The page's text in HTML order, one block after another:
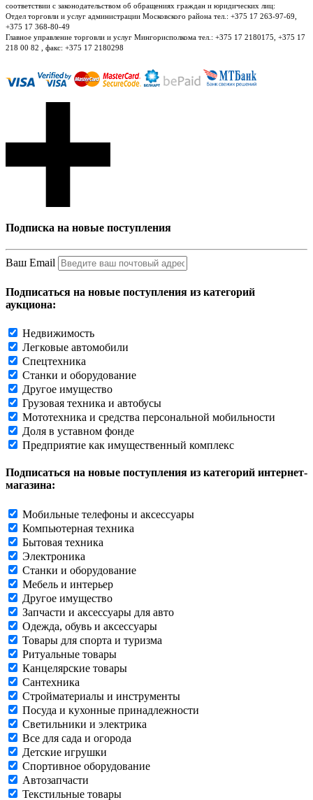
соответствии с законодательством об обращениях граждан и юридических лиц:
Отдел торговли и услуг администрации Московского района тел.: +375 17 263-97-69,
+375 17 368-80-49
Главное управление торговли и услуг Мингорисполкома тел.: +375 17 2180175, +375 17
218 00 82 , факс: +375 17 2180298
Подписка на новые поступления
Ваш Email
Подписаться на новые поступления из категорий
аукциона:
Недвижимость
Легковые автомобили
Спецтехника
Станки и оборудование
Другое имущество
Грузовая техника и автобусы
Мототехника и средства персональной мобильности
Доля в уставном фонде
Предприятие как имущественный комплекс
Подписаться на новые поступления из категорий интернет-
магазина:
Мобильные телефоны и аксессуары
Компьютерная техника
Бытовая техника
Электроника
Станки и оборудование
Мебель и интерьер
Другое имущество
Запчасти и аксессуары для авто
Одежда, обувь и аксессуары
Товары для спорта и туризма
Ритуальные товары
Канцелярские товары
Сантехника
Стройматериалы и инструменты
Посуда и кухонные принадлежности
Светильники и электрика
Все для сада и огорода
Детские игрушки
Спортивное оборудование
Автозапчасти
Текстильные товары